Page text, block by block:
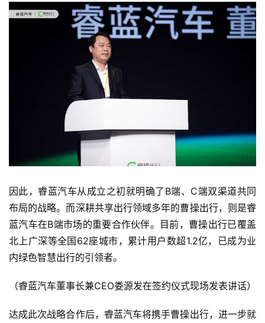
车
师
旅
行
家
车
登录
因此，睿蓝汽车从成立之初就明确了B端、C端双渠道共同
布局的战略。而深耕共享出行领域多年的曹操出行，则是睿
蓝汽车在B端市场的重要合作伙伴。目前，曹操出行已覆盖
北上广深等全国62座城市，累计用户数超1.2亿，已成为业
内绿色智慧出行的引领者。
（睿蓝汽车董事长兼CEO娄源发在签约仪式现场发表讲话）
达成此次战略合作后，睿蓝汽车将携手曹操出行，进一步就